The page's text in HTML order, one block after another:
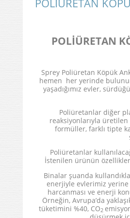
POLİÜRETAN
Sprey Poliüretan Köpük
hemen her yerinde
yaşadığımız evler,
Poliüretanlar diğer
reaksiyonlarıyla
formüller, farklı tipte
Poliüretanlar
İstenilen ürünün
Binalar şuanda
enerjiyle evlerimiz yerine
harcanması ve enerji
Örneğin, Avrupa’da
tüketimini %40, CO2